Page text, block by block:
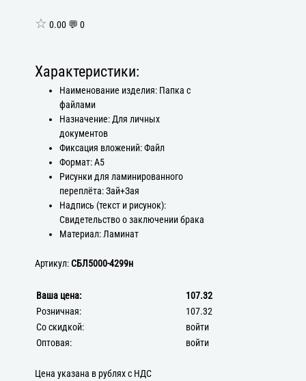
☆ 0.00 💬 0
Характеристики:
Наименование изделия: Папка с
файлами
Назначение: Для личных
документов
Фиксация вложений: Файл
Формат: А5
Рисунки для ламинированного
переплёта: Зай+Зая
Надпись (текст и рисунок):
Свидетельство о заключении брака
Материал: Ламинат
Артикул:СБЛ5000-4299н
Ваша цена:
107.32
Розничная:
107.32
Со скидкой:
войти
Оптовая:
войти
Цена указана в рублях с НДС